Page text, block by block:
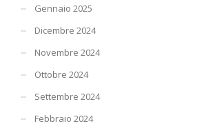
Gennaio 2025
Dicembre 2024
Novembre 2024
Ottobre 2024
Settembre 2024
Febbraio 2024